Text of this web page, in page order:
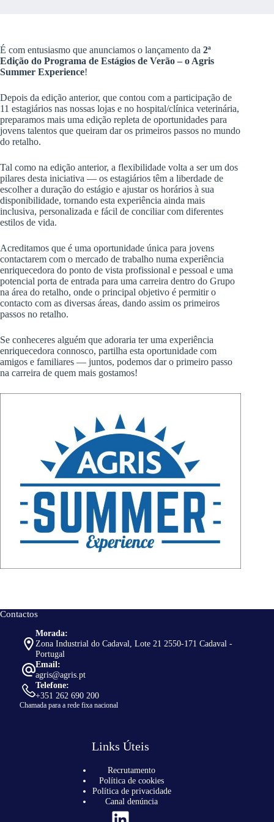
É com entusiasmo que anunciamos o lançamento da 2ª
Edição do Programa de Estágios de Verão – o Agris
Summer Experience!
Depois da edição anterior, que contou com a participação de
11 estagiários nas nossas lojas e no hospital/clínica veterinária,
preparamos mais uma edição repleta de oportunidades para
jovens talentos que queiram dar os primeiros passos no mundo
do retalho.
Tal como na edição anterior, a flexibilidade volta a ser um dos
pilares desta iniciativa — os estagiários têm a liberdade de
escolher a duração do estágio e ajustar os horários à sua
disponibilidade, tornando esta experiência ainda mais
inclusiva, personalizada e fácil de conciliar com diferentes
estilos de vida.
Acreditamos que é uma oportunidade única para jovens
contactarem com o mercado de trabalho numa experiência
enriquecedora do ponto de vista profissional e pessoal e uma
potencial porta de entrada para uma carreira dentro do Grupo
na área do retalho, onde o principal objetivo é permitir o
contacto com as diversas áreas, dando assim os primeiros
passos no retalho.
Se conheceres alguém que adoraria ter uma experiência
enriquecedora connosco, partilha esta oportunidade com
amigos e familiares — juntos, podemos dar o primeiro passo
na carreira de quem mais gostamos!
Contactos
Morada:
Zona Industrial do Cadaval, Lote 21 2550-171 Cadaval -
Portugal
Email:
agris@agris.pt
Telefone:
+351 262 690 200
Chamada para a rede fixa nacional
Links Úteis
Recrutamento
Política de cookies
Política de privacidade
Canal denúncia